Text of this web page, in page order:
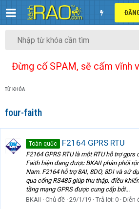
Đừng cố SPAM, sẽ cấm vĩnh
TỪ KHÓA
four-faith
Toàn quốc F2164 GPRS RTU
F2164 GPRS RTU là một RTU hỗ trợ
Faith hiện đang được BKAII phân phối
Nam. F2164 hỗ trợ 8AI, 8DO, 8DI và sử
qua cổng RS485 giúp thu thập, điều
tầng mạng GPRS được cung cấp bởi...
BKAII
Chủ đề 29/1/19 Trả lời: 0 Diễn